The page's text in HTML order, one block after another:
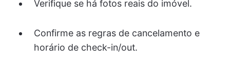
Verifique se há fotos reais do imóvel.
Confirme as regras de cancelamento e
horário de check-in/out.